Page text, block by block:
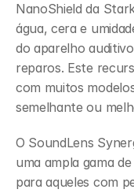
NanoShield da
água, cera e
do aparelho
reparos. Este
com muitos
semelhante ou
O SoundLens
uma ampla gama
para aqueles com